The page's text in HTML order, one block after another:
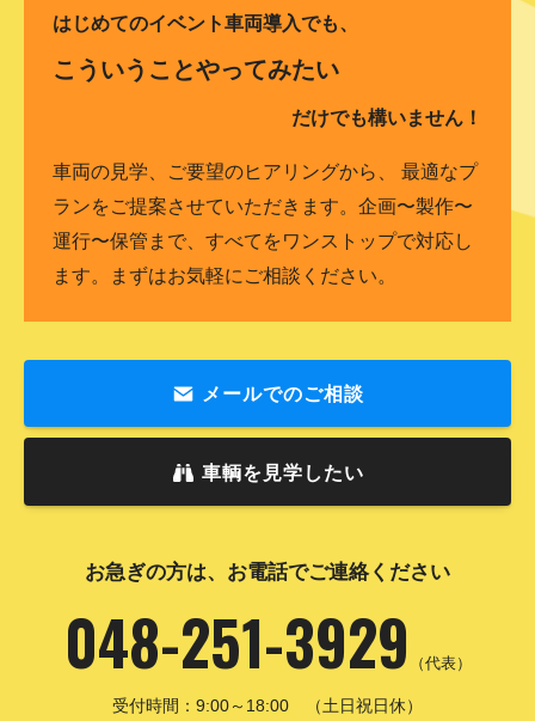
はじめてのイベント車両導入でも、
こういうことやってみたい
だけでも構いません！
車両の見学、ご要望のヒアリングから、 最適なプ
ランをご提案させていただきます。企画〜製作〜
運行〜保管まで、すべてをワンストップで対応し
ます。まずはお気軽にご相談ください。
メールでのご相談
車輌を見学したい
お急ぎの方は、お電話でご連絡ください
048-251-3929 （代表）
受付時間：9:00～18:00 （土日祝日休）